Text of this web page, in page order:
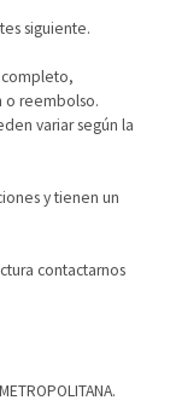
siguiente.
o reembolso.
variar según la
y tienen un
contactarnos